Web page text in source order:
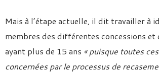
Mais à l’étape actuelle, il dit travailler à
membres des différentes concessions et
ayant plus de 15 ans « puisque toutes
concernées par le processus de